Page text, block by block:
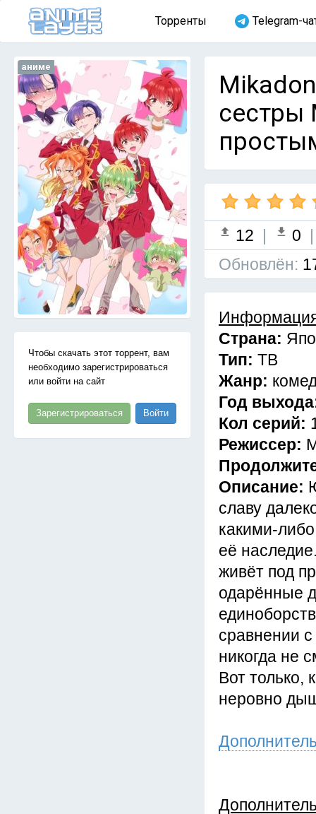
Торренты Telegram-
аниме
Чтобы скачать этот торрент, вам
необходимо зарегистрироваться
или войти на сайт
Зарегистрироваться Войти
сестры
12 | 0
Обновлён:
Страна:
Тип: ТВ
Жанр:
Год
Кол серий:
Режиссер:
Описание:
славу
какими-
её
живёт под
одарённые
сравнении
никогда не
Вот только,
неровно